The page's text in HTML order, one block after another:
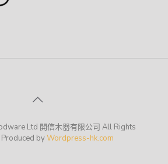
Ltd 開信木器有限公司 All Rights
byWordpress-hk.com